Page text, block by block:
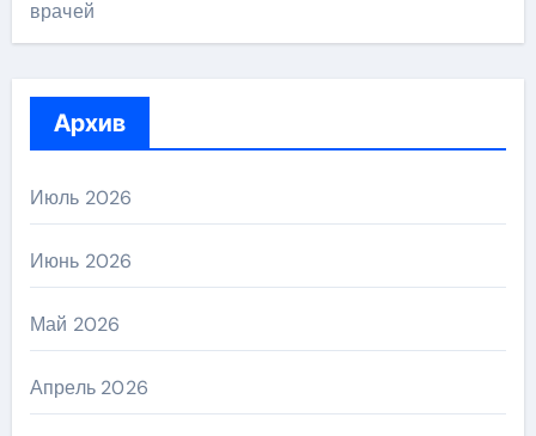
врачей
Архив
Июль 2026
Июнь 2026
Май 2026
Апрель 2026